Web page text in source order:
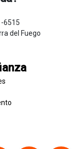
6515
del Fuego